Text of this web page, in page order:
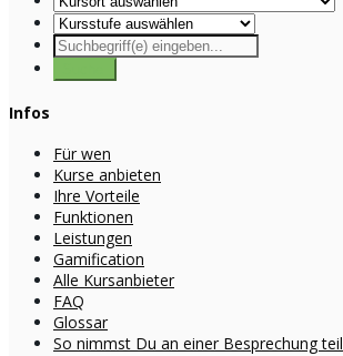
Infos
Für wen
Kurse anbieten
Ihre Vorteile
Funktionen
Leistungen
Gamification
Alle Kursanbieter
FAQ
Glossar
So nimmst Du an einer Besprechung teil